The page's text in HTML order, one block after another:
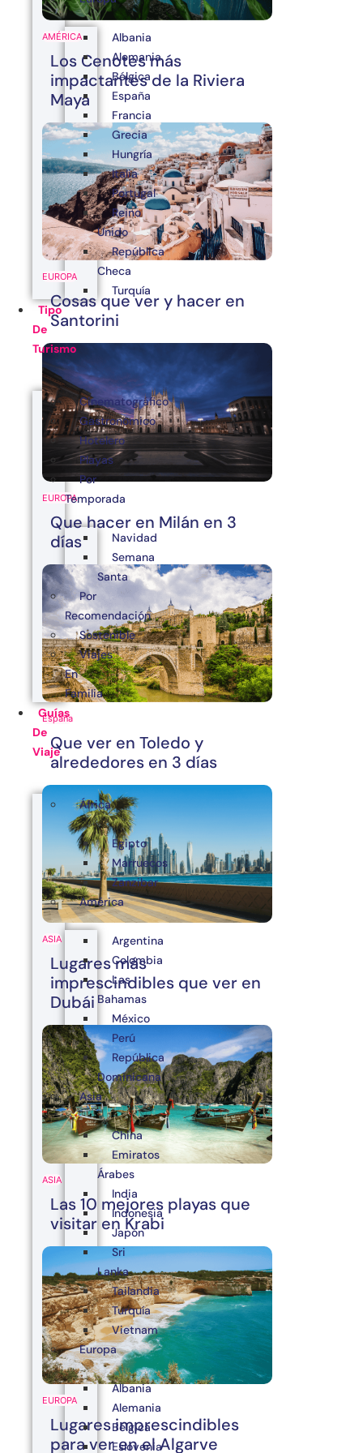
AMÉRICA
Los Cenotes más
impactantes de la Riviera
Maya
EUROPA
Cosas que ver y hacer en
Santorini
EUROPA
Que hacer en Milán en 3
días
España
Que ver en Toledo y
alrededores en 3 días
ASIA
Lugares más
imprescindibles que ver en
Dubái
ASIA
Las 10 mejores playas que
visitar en Krabi
EUROPA
Lugares imprescindibles
para ver en el Algarve
Albania
Alemania
Bélgica
España
Francia
Grecia
Hungría
Italia
Portugal
Reino
Unido
República
Checa
Turquía
Tipo
De
Turismo
Cinematográfico
Gastronómico
Hotelero
Playas
Por
Temporada
Navidad
Semana
Santa
Por
Recomendación
Sostenible
Viajes
En
Familia
Guías
De
Viaje
África
Egipto
Marruecos
Zanzibar
América
Argentina
Colombia
Las
Bahamas
México
Perú
República
Dominicana
Asia
China
Emiratos
Árabes
India
Indonesia
Japón
Sri
Lanka
Tailandia
Turquía
Vietnam
Europa
Albania
Alemania
Bélgica
Eslovenia